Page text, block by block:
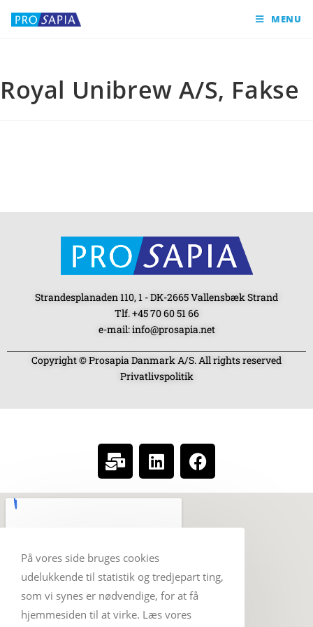
MENU
Royal Unibrew A/S, Fakse
Strandesplanaden 110, 1 - DK-2665 Vallensbæk Strand
Tlf. +45 70 60 51 66
e-mail: info@prosapia.net
Copyright © Prosapia Danmark A/S. All rights reserved
Privatlivspolitik
På vores side bruges cookies
udelukkende til statistik og tredjepart ting,
som vi synes er nødvendige, for at få
hjemmesiden til at virke. Læs vores